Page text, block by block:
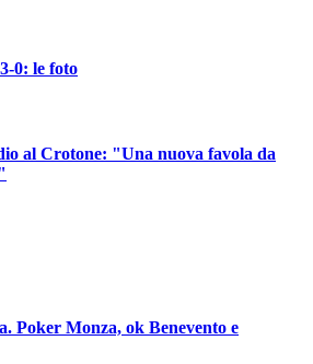
0: le foto
al Crotone: "Una nuova favola da
Poker Monza, ok Benevento e